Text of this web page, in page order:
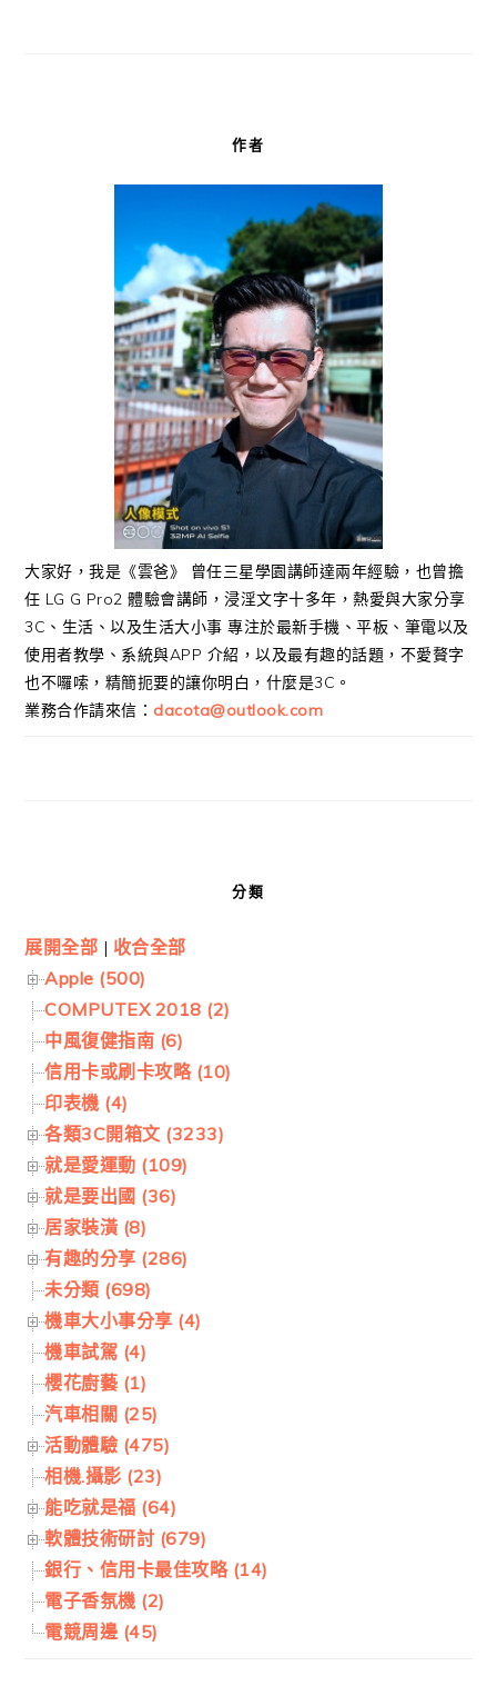
作者
大家好，我是《雲爸》 曾任三星學園講師達兩年經驗，也曾擔
任 LG G Pro2 體驗會講師，浸淫文字十多年，熱愛與大家分享
3C、生活、以及生活大小事 專注於最新手機、平板、筆電以及
使用者教學、系統與APP 介紹，以及最有趣的話題，不愛贅字
也不囉嗦，精簡扼要的讓你明白，什麼是3C。
業務合作請來信： dacota@outlook.com
分類
展開全部 | 收合全部
Apple (500)
COMPUTEX 2018 (2)
中風復健指南 (6)
信用卡或刷卡攻略 (10)
印表機 (4)
各類3C開箱文 (3233)
就是愛運動 (109)
就是要出國 (36)
居家裝潢 (8)
有趣的分享 (286)
未分類 (698)
機車大小事分享 (4)
機車試駕 (4)
櫻花廚藝 (1)
汽車相關 (25)
活動體驗 (475)
相機.攝影 (23)
能吃就是福 (64)
軟體技術研討 (679)
銀行、信用卡最佳攻略 (14)
電子香氛機 (2)
電競周邊 (45)